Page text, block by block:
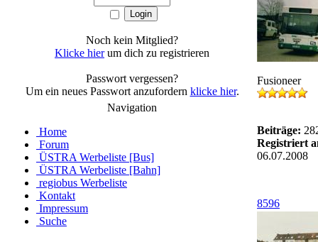
Noch kein Mitglied?
Klicke hierum dich zu registrieren
Passwort vergessen?
Um ein neues Passwort anzufordern klicke hier.
Navigation
Home
Forum
ÜSTRA Werbeliste [Bus]
ÜSTRA Werbeliste [Bahn]
regiobus Werbeliste
Kontakt
Impressum
Suche
Fusioneer
Beiträge:
Registriert
06.07.2008
8596